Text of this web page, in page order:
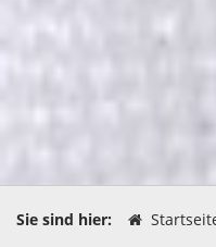
Sie sind hier: